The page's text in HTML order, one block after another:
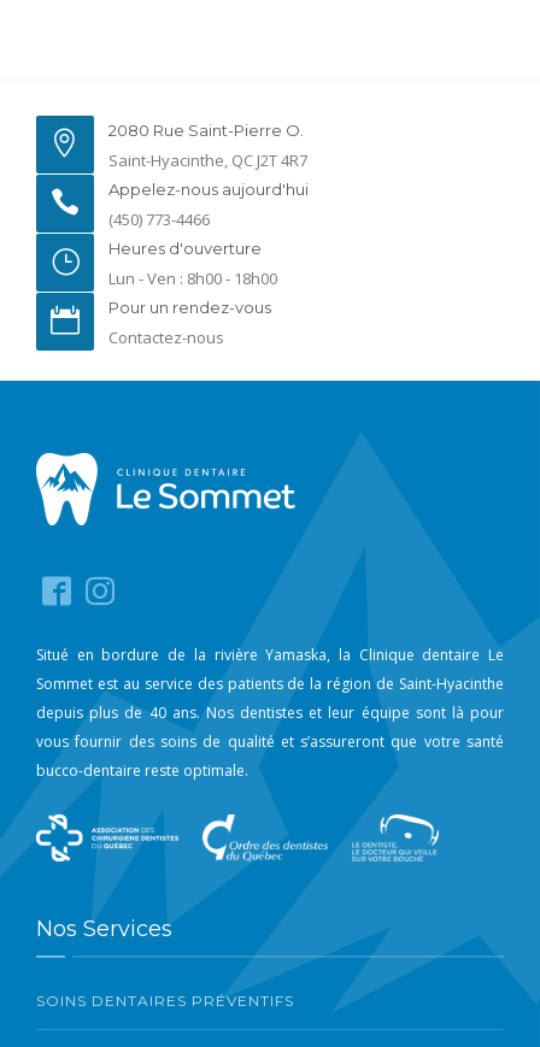
2080 Rue Saint-Pierre O.
Saint-Hyacinthe, QC J2T 4R7
Appelez-nous aujourd'hui
(450) 773-4466
Heures d'ouverture
Lun - Ven : 8h00 - 18h00
Pour un rendez-vous
Contactez-nous
Situé en bordure de la rivière Yamaska, la Clinique dentaire Le
Sommet est au service des patients de la région de Saint-Hyacinthe
depuis plus de 40 ans. Nos dentistes et leur équipe sont là pour
vous fournir des soins de qualité et s’assureront que votre santé
bucco-dentaire reste optimale.
Nos Services
SOINS DENTAIRES PRÉVENTIFS